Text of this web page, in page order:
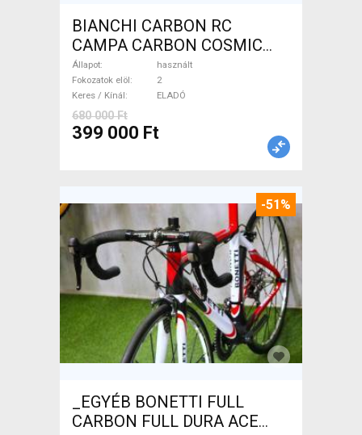
BIANCHI CARBON RC
CAMPA CARBON COSMIC
Országúti használt ELADÓ
Állapot
használt
Fokozatok elöl
2
Keres / Kínál
ELADÓ
680 000 Ft
399 000 Ft
-51%
_EGYÉB BONETTI FULL
CARBON FULL DURA ACE